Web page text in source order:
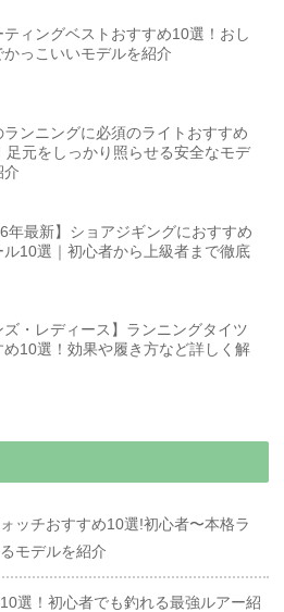
ティングベストおすすめ10選！おし
かっこいいモデルを紹介
ランニングに必須のライトおすすめ
足元をしっかり照らせる安全なモデ
介
年最新】ショアジギングにおすすめ
ル10選｜初心者から上級者まで徹底
ズ・レディース】ランニングタイツ
め10選！効果や履き方など詳しく解
ッチおすすめ10選!初心者〜本格ラ
モデルを紹介
選！初心者でも釣れる最強ルアー紹